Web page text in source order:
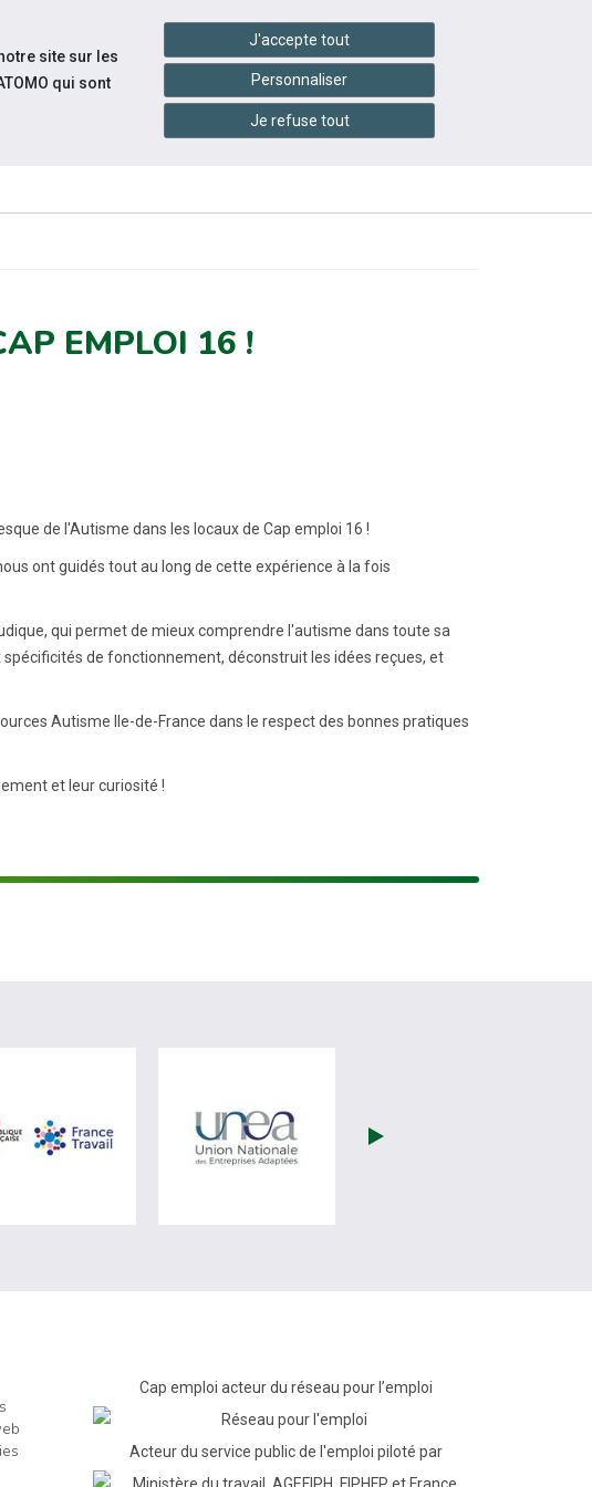
Accessibilité handshake Services en ligne
PRATIQUES
JOURNÉE
MONDIALE DE
ÉVÉNEMENTS
EMPLOI 16 !
de l'Autisme dans les locaux de Cap emploi 16 !
ont guidés tout au long de cette expérience à la fois
qui permet de mieux comprendre l'autisme dans toute sa
de fonctionnement, déconstruit les idées reçues, et
Autisme Ile-de-France dans le respect des bonnes pratiques
et leur curiosité !
de Fiphfp (nouvelle fenêtre)visiter les site de France Travail (nouvelle fenêtre)
visiter les site de Unea (nouvelle
Cap emploi acteur du réseau pour l’emploi
Acteur du service public de l'emploi piloté par
site sur les
qui sont
J'accepte tout
Personnaliser
Je refuse tout